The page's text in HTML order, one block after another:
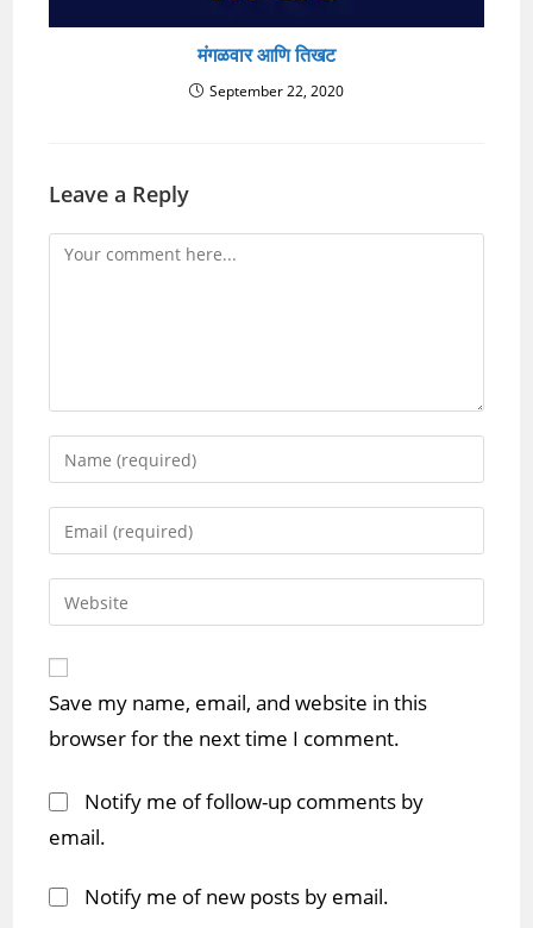
मंगळवार आणि तिखट
September 22, 2020
Leave a Reply
Comment
Enter
your
name
comment
Enter
your
email
address
Enter
your
URL
(optional)
Save my name, email, and website in this
browser for the next time I comment.
Notify me of follow-up comments by
email.
Notify me of new posts by email.